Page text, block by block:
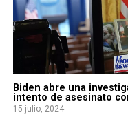
Biden abre una
intento de asesinato
15 julio, 2024